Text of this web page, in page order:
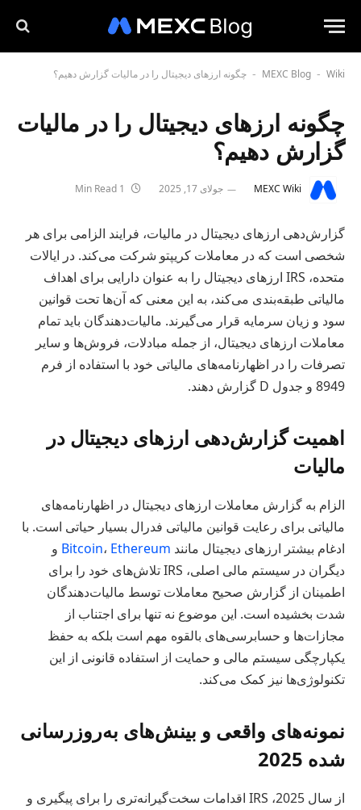
MEXC Blog - Wiki
- چگونه ارزهای دیجیتال را در مالیات گزارش دهیم؟
چگونه ارزهای دیجیتال را در مالیات
گزارش دهیم؟
MEXC Wiki جولای 17, 2025
گزارش‌دهی ارزهای دیجیتال در مالیات، فرایند الزامی برای هر
شخصی است که در معاملات کریپتو شرکت می‌کند. در ایالات
متحده، IRS ارزهای دیجیتال را به عنوان دارایی برای اهداف
مالیاتی طبقه‌بندی می‌کند، به این معنی که آن‌ها تحت قوانین
سود و زیان سرمایه قرار می‌گیرند. مالیات‌دهندگان باید تمام
معاملات ارزهای دیجیتال، از جمله مبادلات، فروش‌ها و سایر
تصرفات را در اظهارنامه‌های مالیاتی خود با استفاده از فرم
8949 و جدول D گزارش دهند.
اهمیت گزارش‌دهی ارزهای دیجیتال در
مالیات
الزام به گزارش معاملات ارزهای دیجیتال در اظهارنامه‌های
مالیاتی برای رعایت قوانین مالیاتی فدرال بسیار حیاتی است. با
ادغام بیشتر ارزهای دیجیتال مانند
Bitcoin، Ethereum
و
دیگران در سیستم مالی اصلی، IRS تلاش‌های خود را برای
اطمینان از گزارش صحیح معاملات توسط مالیات‌دهندگان
شدت بخشیده است. این موضوع نه تنها برای اجتناب از
مجازات‌ها و حسابرسی‌های بالقوه مهم است بلکه به حفظ
یکپارچگی سیستم مالی و حمایت از استفاده قانونی از این
تکنولوژی‌ها نیز کمک می‌کند.
نمونه‌های واقعی و بینش‌های به‌روزرسانی
شده 2025
از سال 2025، IRS اقدامات سخت‌گیرانه‌تری را برای پیگیری و